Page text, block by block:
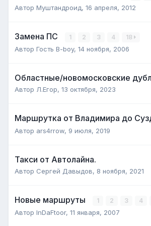
Автор Муштандроид, 16 апреля, 2012
Замена ПС 1 2 3 4 18
Автор Гость B-boy, 14 ноября, 2006
Областные/новомосковские
Автор Л.Егор, 13 октября, 2023
Маршрутка от Владимира до
Автор ars4rrow, 9 июля, 2019
Такси от Автолайна.
Автор Сергей Давыдов, 8 ноября, 2021
Новые маршруты 1 2 3 4
Автор InDaFtoor, 11 января, 2007